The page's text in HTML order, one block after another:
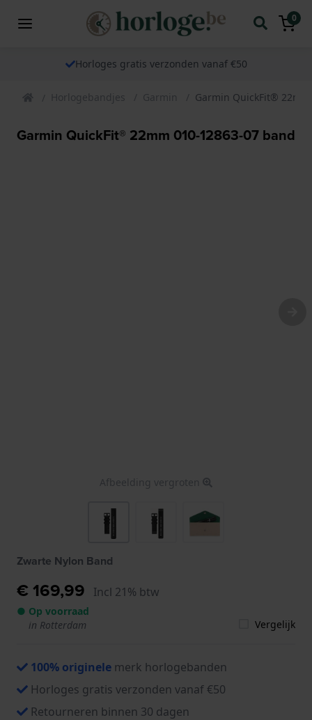
0
Horloges gratis verzonden vanaf €50
Horlogebandjes Garmin Garmin QuickFit®
Garmin QuickFit® 22mm 010-12863-07 band
Afbeelding vergroten
Zwarte Nylon Band
€ 169,99 Incl 21% btw
● Op voorraad
in Rotterdam
Vergelijk
100% originele merk horlogebanden
Horloges gratis verzonden vanaf €50
Retourneren binnen 30 dagen